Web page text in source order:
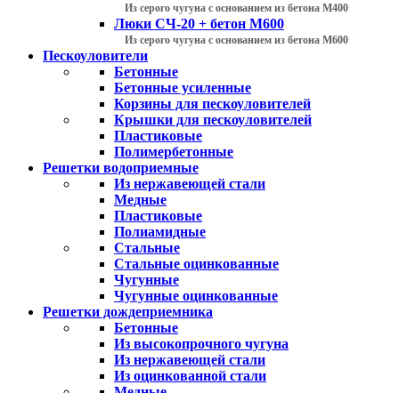
Из серого чугуна с основанием из бетона М400
Люки СЧ-20 + бетон М600
Из серого чугуна с основанием из бетона М600
Пескоуловители
Бетонные
Бетонные усиленные
Корзины для пескоуловителей
Крышки для пескоуловителей
Пластиковые
Полимербетонные
Решетки водоприемные
Из нержавеющей стали
Медные
Пластиковые
Полиамидные
Стальные
Стальные оцинкованные
Чугунные
Чугунные оцинкованные
Решетки дождеприемника
Бетонные
Из высокопрочного чугуна
Из нержавеющей стали
Из оцинкованной стали